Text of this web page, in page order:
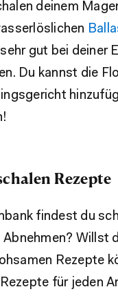
deinem
gut bei deiner
Du kannst die
Rezepte
findest du
Willst
Rezepte
für jeden